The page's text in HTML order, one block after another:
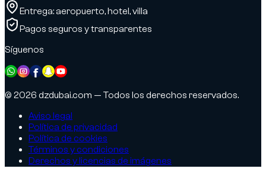
Entrega: aeropuerto, hotel, villa
Pagos seguros y transparentes
Síguenos
© 2026 dzdubai.com — Todos los derechos reservados.
Aviso legal
Política de privacidad
Política de cookies
Términos y condiciones
Derechos y licencias de imágenes